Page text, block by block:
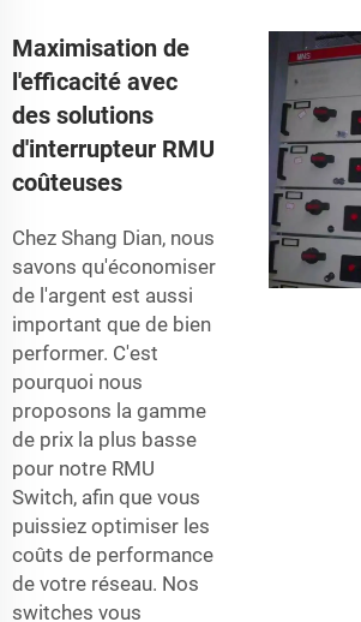
Maximisation de
l'efficacité avec
des solutions
d'interrupteur RMU
coûteuses
Chez Shang Dian, nous
savons qu'économiser
de l'argent est aussi
important que de bien
performer. C'est
pourquoi nous
proposons la gamme
de prix la plus basse
pour notre RMU
Switch, afin que vous
puissiez optimiser les
coûts de performance
de votre réseau. Nos
switches vous